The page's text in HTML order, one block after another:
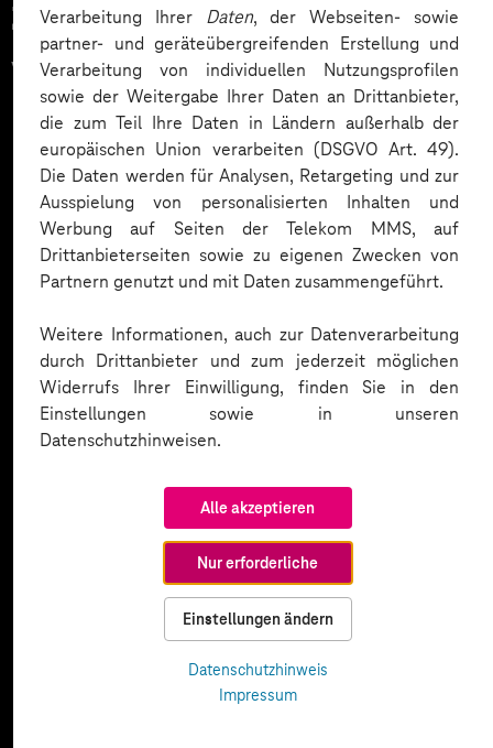
Verarbeitung Ihrer Daten, der Webseiten- sowie
partner- und geräteübergreifenden Erstellung und
Verarbeitung von individuellen Nutzungsprofilen
sowie der Weitergabe Ihrer Daten an Drittanbieter,
die zum Teil Ihre Daten in Ländern außerhalb der
europäischen Union verarbeiten (DSGVO Art. 49).
Die Daten werden für Analysen, Retargeting und zur
Ausspielung von personalisierten Inhalten und
Werbung auf Seiten der Telekom MMS, auf
Drittanbieterseiten sowie zu eigenen Zwecken von
Partnern genutzt und mit Daten zusammengeführt.
Weitere Informationen, auch zur Datenverarbeitung
durch Drittanbieter und zum jederzeit möglichen
Widerrufs Ihrer Einwilligung, finden Sie in den
Einstellungen sowie in unseren
Datenschutzhinweisen.
Alle akzeptieren
Nur erforderliche
Einstellungen ändern
Datenschutzhinweis
Impressum
Zahlreiche Unternehmen
vertrauen auf unsere
Expertise. Hier eine Auswahl: